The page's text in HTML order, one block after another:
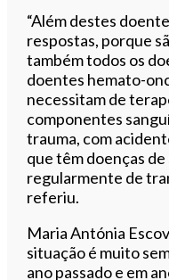
“Além destes
respostas, porque
também todos os
doentes hemato-
necessitam de
componentes
trauma, com
que têm doenças
regularmente de
referiu.
Maria Antónia
situação é muito
ano passado e em